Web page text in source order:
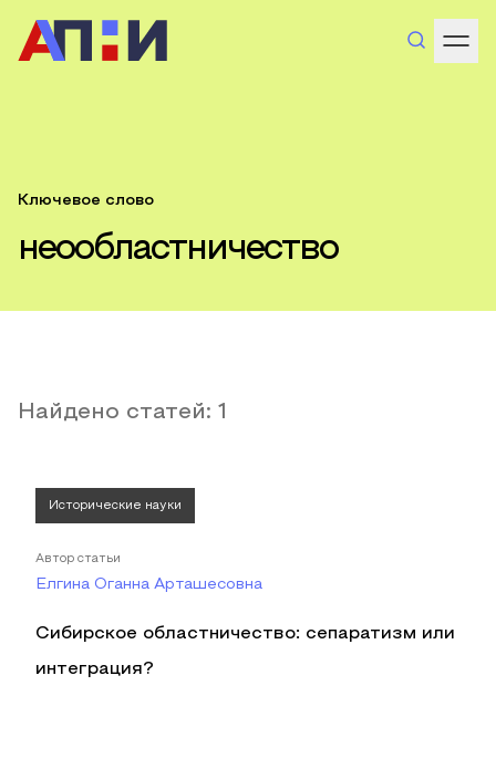
Ключевое слово
неообластничество
Найдено статей: 1
Исторические науки
Автор статьи
Елгина Оганна Арташесовна
Сибирское областничество: сепаратизм или
интеграция?